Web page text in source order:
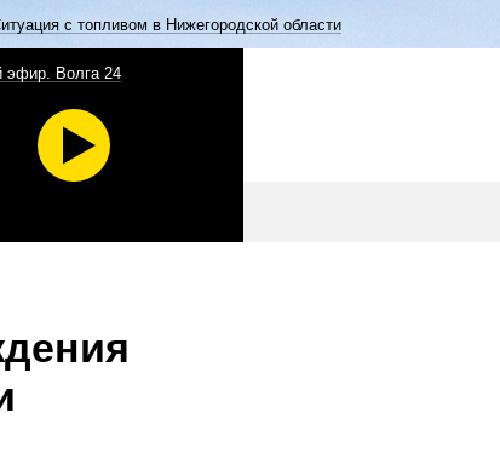
с топливом в Нижегородской области
эфир. Волга 24